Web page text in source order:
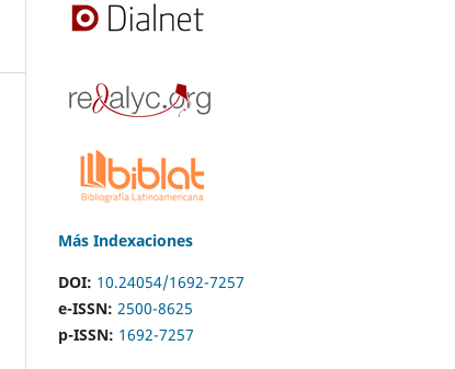
Más Indexaciones
DOI: 10.24054/1692-7257
e-ISSN: 2500-8625
p-ISSN: 1692-7257